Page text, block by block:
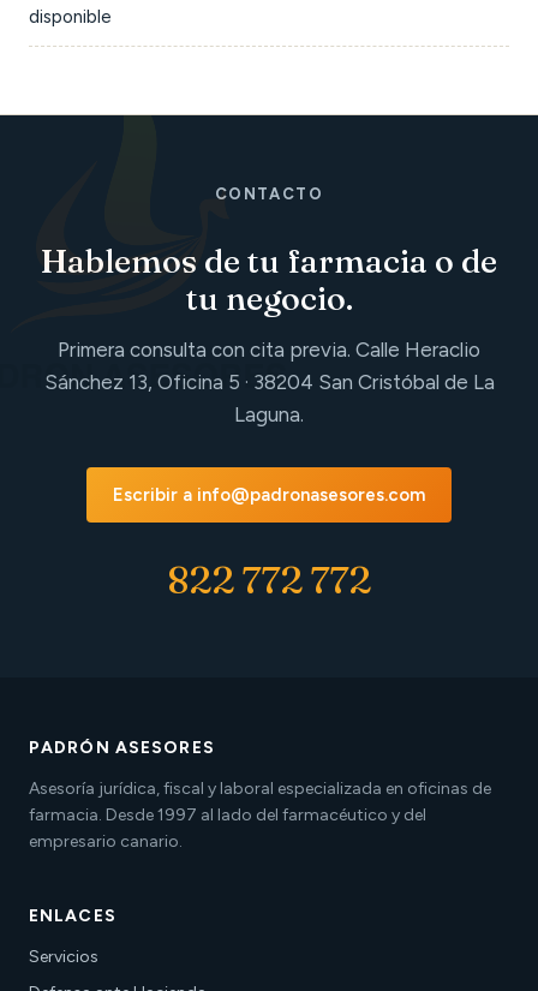
disponible
CONTACTO
Hablemos de tu farmacia o de
tu negocio.
Primera consulta con cita previa. Calle Heraclio
Sánchez 13, Oficina 5 · 38204 San Cristóbal de La
Laguna.
Escribir a info@padronasesores.com
822 772 772
PADRÓN ASESORES
Asesoría jurídica, fiscal y laboral especializada en oficinas de
farmacia. Desde 1997 al lado del farmacéutico y del
empresario canario.
ENLACES
Servicios